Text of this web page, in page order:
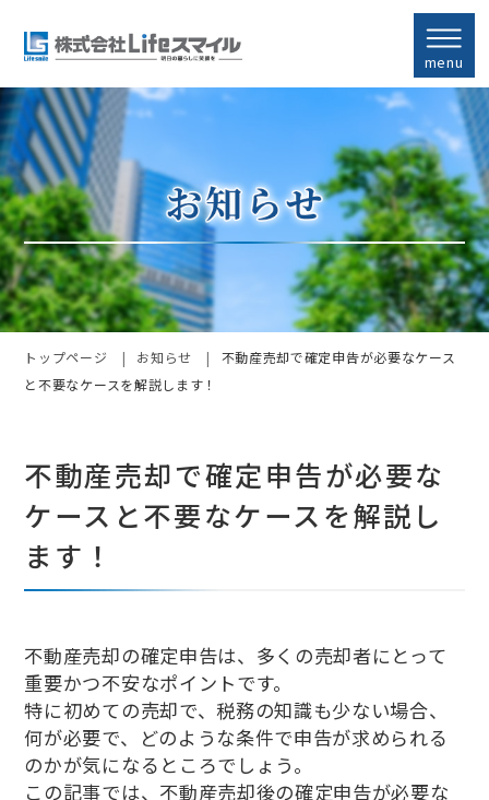
menu
トップページ お知らせ
不動産売却で確定申告が必要なケース
と不要なケースを解説します！
不動産売却で確定申告が必要な
ケースと不要なケースを解説し
ます！
不動産売却の確定申告は、多くの売却者にとって
重要かつ不安なポイントです。
特に初めての売却で、税務の知識も少ない場合、
何が必要で、どのような条件で申告が求められる
のかが気になるところでしょう。
この記事では、不動産売却後の確定申告が必要な